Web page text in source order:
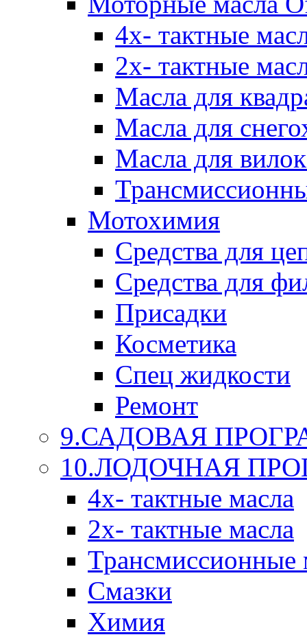
4х- тактные
2х- тактные
Масла для
Масла для
Масла для
Мотохимия
Средства для
Средства для
Присадки
Косметика
Спец жидкости
Ремонт
9.САДОВАЯ
10.ЛОДОЧНАЯ
4х- тактные масла
2х- тактные масла
Трансмиссионные
Смазки
Химия